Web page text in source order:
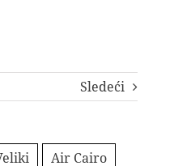
Sledeći
Air Cairo